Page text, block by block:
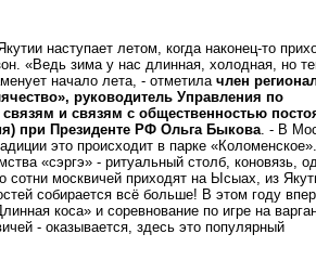
наступает летом, когда наконец-то
«Ведь зима у нас длинная, холодная, но
начало лета, - отметилачлен
руководитель Управления по
и связям с общественностью
при Президенте РФ Ольга Быкова. - В
это происходит в парке
«сэргэ» - ритуальный столб, коновязь,
сотни москвичей приходят на Ысыах, из
собирается всё больше! В этом году
коса» и соревнование по игре на
- оказывается, здесь это популярный